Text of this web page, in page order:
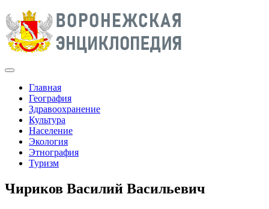
Главная
География
Здравоохранение
Культура
Население
Экология
Этнография
Туризм
Чириков Василий Васильевич